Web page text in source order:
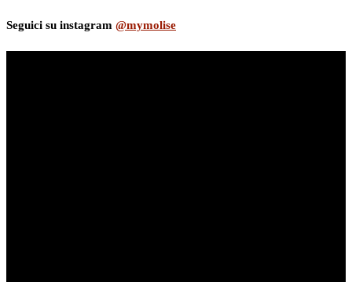
Seguici su instagram @mymolise